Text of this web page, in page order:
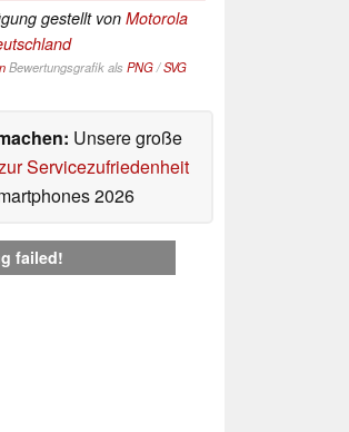
gestellt vonMotorola
Bewertungsgrafik als PNG/SVG
Unsere große
Servicezufriedenheit
2026
failed!